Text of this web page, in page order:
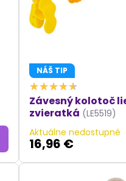
NÁŠ TIP
Závesný kolotoč
zvieratká (LE5519)
Aktuálne nedostupné
16,96 €